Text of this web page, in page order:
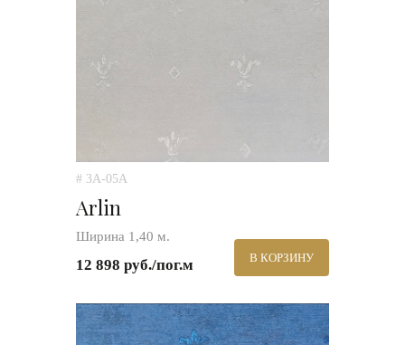
# 3A-05A
Arlin
Ширина 1,40 м.
12 898 руб./пог.м В КОРЗИНУ